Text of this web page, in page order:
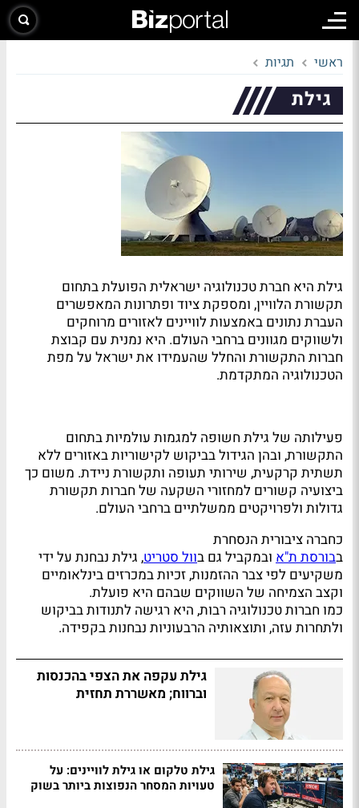
ראשי תגיות
גילת
גילת היא חברת טכנולוגיה ישראלית הפועלת בתחום
תקשורת הלוויין, ומספקת ציוד ופתרונות המאפשרים
העברת נתונים באמצעות לוויינים לאזורים מרוחקים
ולשווקים מגוונים ברחבי העולם. היא נמנית עם קבוצת
חברות התקשורת והחלל שהעמידו את ישראל על מפת
הטכנולוגיה המתקדמת.
פעילותה של גילת חשופה למגמות עולמיות בתחום
התקשורת, ובהן הגידול בביקוש לקישוריות באזורים ללא
תשתית קרקעית, שירותי תעופה ותקשורת ניידת. משום כך
ביצועיה קשורים למחזורי השקעה של חברות תקשורת
גדולות ולפרויקטים ממשלתיים ברחבי העולם.
כחברה ציבורית הנסחרת
בבורסת ת"א ובמקביל גם בוול סטריט, גילת נבחנת על ידי
משקיעים לפי צבר ההזמנות, זכיות במכרזים בינלאומיים
וקצב הצמיחה של השווקים שבהם היא פועלת.
כמו חברות טכנולוגיה רבות, היא רגישה לתנודות בביקוש
ולתחרות עזה, ותוצאותיה הרבעוניות נבחנות בקפידה.
גילת עקפה את הצפי בהכנסות
וברווח; מאשררת תחזית
גילת טלקום או גילת לוויינים: על
טעויות המסחר הנפוצות ביותר בשוק